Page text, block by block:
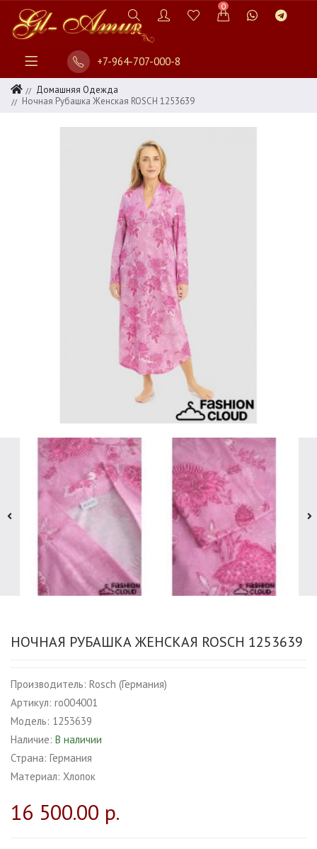
0
+7-964-707-000-8
Домашняя Одежда
Ночная Рубашка Женская ROSCH 1253639
НОЧНАЯ РУБАШКА ЖЕНСКАЯ ROSCH 1253639
Производитель: Rosch (Германия)
Артикул: ro004001
Модель: 1253639
Наличие: В наличии
Страна: Германия
Материал: Хлопок
16 500.00 р.